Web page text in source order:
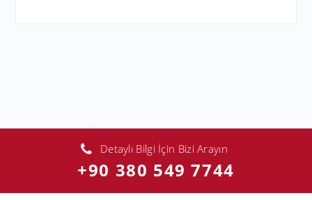
Detaylı Bilgi İçin Bizi Arayın
+90 380 549 7744